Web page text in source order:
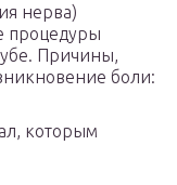
нерва)
процедуры
Причины,
боли:
которым